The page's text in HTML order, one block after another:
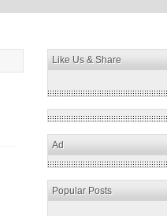
Like Us & Share
Ad
Popular Posts